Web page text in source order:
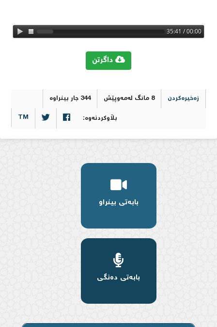
00:00 / 35:41
داگرتن
زەخیرەکردن 8 مانگ لەمەوپێش 344 جار بینراوە
بڵاوکردنەوە: TM
بابەتی بینراو
بابەتی دەنگی